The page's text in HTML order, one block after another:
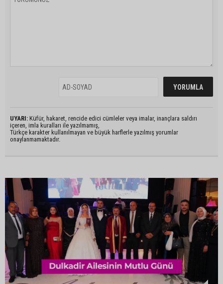
UYARI: Küfür, hakaret, rencide edici cümleler veya imalar, inançlara saldırı
içeren, imla kuralları ile yazılmamış,
Türkçe karakter kullanılmayan ve büyük harflerle yazılmış yorumlar
onaylanmamaktadır.